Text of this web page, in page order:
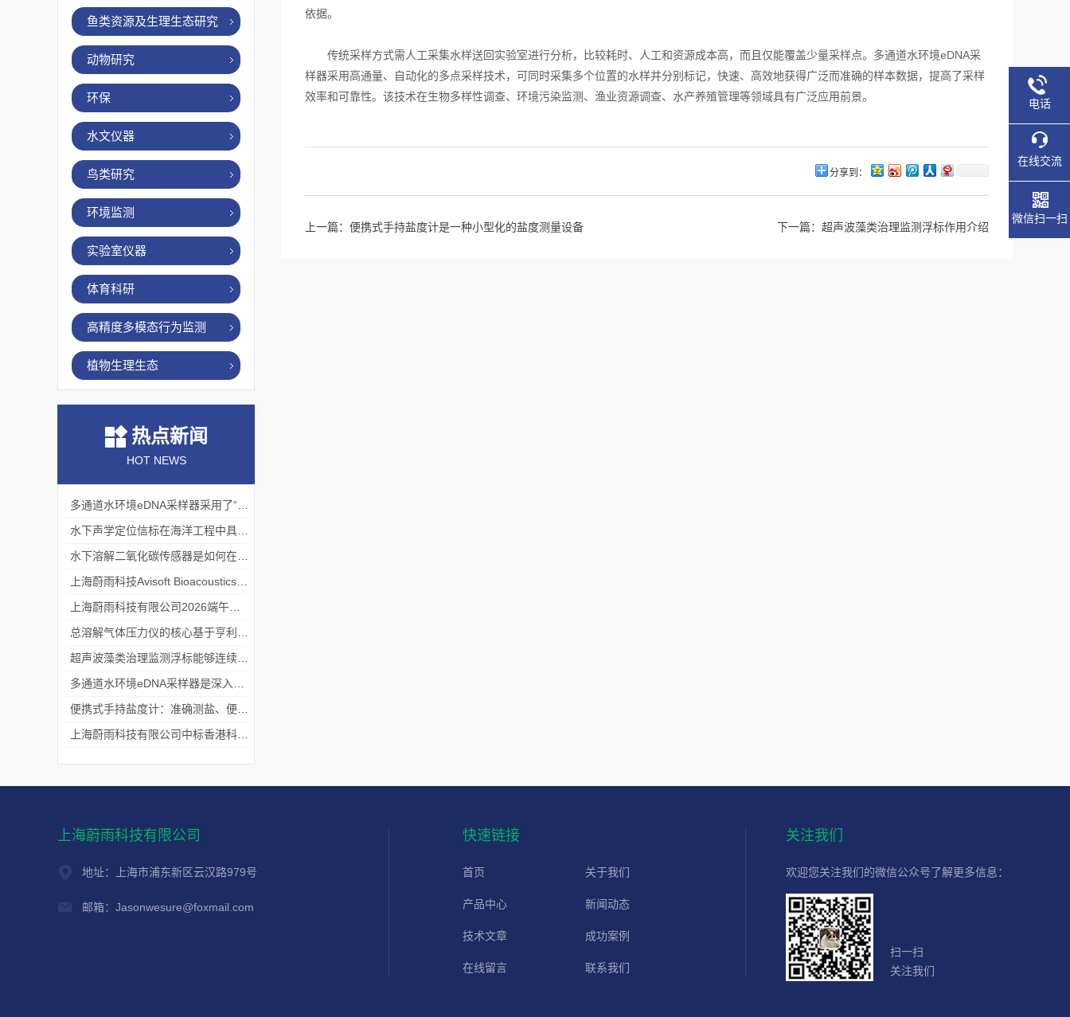
鱼类资源及生理生态研究
动物研究
环保
水文仪器
鸟类研究
环境监测
实验室仪器
体育科研
高精度多模态行为监测
植物生理生态
热点新闻
HOT NEWS
依据。
传统采样方式需人工采集水样送回实验室进行分析，比较耗时、人工和资源成本高，而且仅能覆盖少量采样点。多通道水环境eDNA采
样器采用高通量、自动化的多点采样技术，可同时采集多个位置的水样并分别标记，快速、高效地获得广泛而准确的样本数据，提高了采样
效率和可靠性。该技术在生物多样性调查、环境污染监测、渔业资源调查、水产养殖管理等领域具有广泛应用前景。
分享到：
上一篇： 便携式手持盐度计是一种小型化的盐度测量设备 下一篇： 超声波藻类治理监测浮标作用介绍
上海蔚雨科技有限公司
地址：上海市浦东新区云汉路979号
邮箱：Jasonwesure@foxmail.com
快速链接
首页 关于我们
产品中心 新闻动态
技术文章 成功案例
在线留言 联系我们
关注我们
欢迎您关注我们的微信公众号了解更多信息：
扫一扫
关注我们
电话
在线交流
微信扫一扫